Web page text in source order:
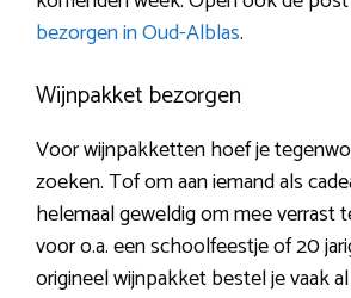
bezorgen in Oud-Alblas.
Wijnpakket bezorgen
Voor wijnpakketten hoef je
zoeken. Tof om aan iemand als
helemaal geweldig om mee verrast
voor o.a. een schoolfeestje of 20
origineel wijnpakket bestel je vaak